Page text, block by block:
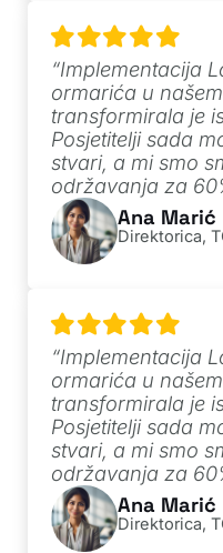
“Implementacija
ormarića u
transformirala je
Posjetitelji sada
stvari, a mi smo
održavanja za
Ana Marić
Direktorica,
“Implementacija
ormarića u
transformirala je
Posjetitelji sada
stvari, a mi smo
održavanja za
Ana Marić
Direktorica,